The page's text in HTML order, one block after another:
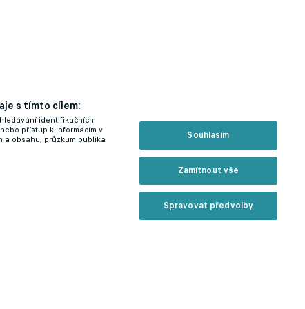
s tímto cílem:
identifikačních
přístup k informacím v
a obsahu, průzkum publika
Souhlasím
Zamítnout vše
Spravovat předvolby